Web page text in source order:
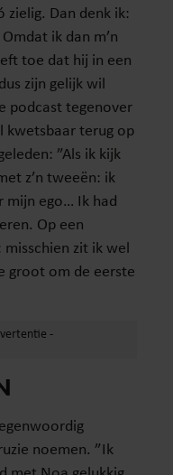
zielig. Dan denk ik:
ik dan m’n
toe dat hij in een
zijn gelijk wil
podcast tegenover
kwetsbaar terug op
”Als ik kijk
z’n tweeën: ik
ego… Ik had
Op een
zit ik wel
groot om de eerste
noemen. ”Ik